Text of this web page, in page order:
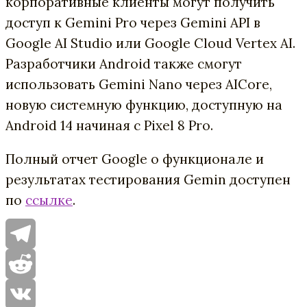
доступ к Gemini Pro через Gemini API в
Google AI Studio или Google Cloud Vertex AI.
Разработчики Android также смогут
использовать Gemini Nano через AICore,
новую системную функцию, доступную на
Android 14 начиная с Pixel 8 Pro.
Полный отчет Google о функционале и
результатах тестирования Gemin доступен
по ссылке.
Telegram
Reddit